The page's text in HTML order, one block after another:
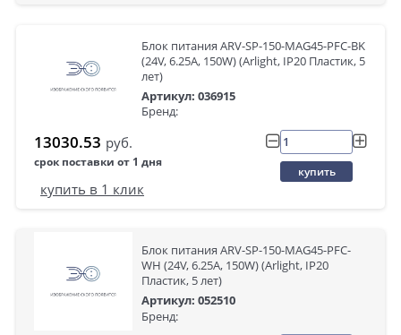
Блок питания ARV-SP-150-MAG45-PFC-BK
(24V, 6.25A, 150W) (Arlight, IP20 Пластик, 5
лет)
Артикул: 036915
Бренд:
13030.53 руб.
срок поставки от 1 дня
купить
купить в 1 клик
Блок питания ARV-SP-150-MAG45-PFC-
WH (24V, 6.25A, 150W) (Arlight, IP20
Пластик, 5 лет)
Артикул: 052510
Бренд: